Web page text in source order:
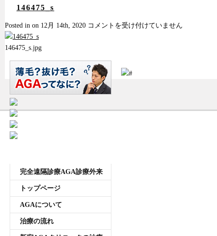
無料カウンセリング WEB予約はこちら／お問
プライバシーポリシー
無料相談窓口
ご予約はこちら
東京都新宿区西新宿7-20-2 愛美堂ビル7階
受付時間11:00~20:00 年中無休
146475_s
Posted in on 12月 14th, 2020 146475_s
コメントを受け付けていません
146475_s.jpg
完全遠隔診療AGA診療外来
トップページ
AGAについて
治療の流れ